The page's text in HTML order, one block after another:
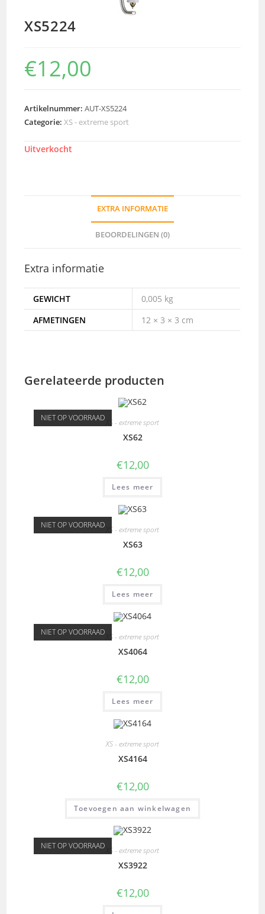
XS5224
€12,00
Artikelnummer:AUT-XS5224
Categorie:XS - extreme sport
Uitverkocht
EXTRA INFORMATIE
BEOORDELINGEN (0)
Extra informatie
GEWICHT
0,005 kg
AFMETINGEN
12 × 3 × 3 cm
Gerelateerde producten
NIET OP VOORRAAD XS - extreme sport
XS62
€12,00
Lees meer
NIET OP VOORRAAD XS - extreme sport
XS63
€12,00
Lees meer
NIET OP VOORRAAD XS - extreme sport
XS4064
€12,00
Lees meer
XS - extreme sport
XS4164
€12,00
Toevoegen aan winkelwagen
NIET OP VOORRAAD XS - extreme sport
XS3922
€12,00